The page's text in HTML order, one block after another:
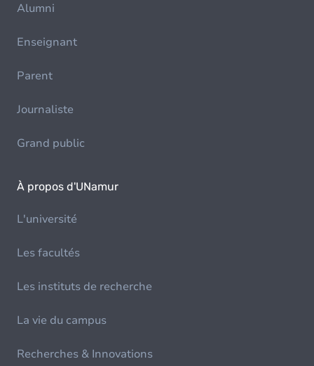
Alumni
Enseignant
Parent
Journaliste
Grand public
À propos d'UNamur
L'université
Les facultés
Les instituts de recherche
La vie du campus
Recherches & Innovations